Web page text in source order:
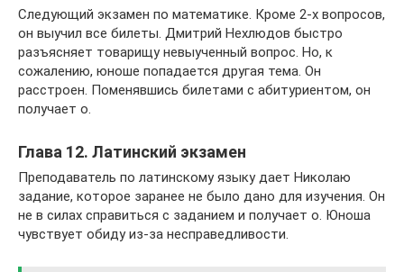
Следующий экзамен по математике. Кроме 2-х вопросов,
он выучил все билеты. Дмитрий Нехлюдов быстро
разъясняет товарищу невыученный вопрос. Но, к
сожалению, юноше попадается другая тема. Он
расстроен. Поменявшись билетами с абитуриентом, он
получает о.
Глава 12. Латинский экзамен
Преподаватель по латинскому языку дает Николаю
задание, которое заранее не было дано для изучения. Он
не в силах справиться с заданием и получает о. Юноша
чувствует обиду из-за несправедливости.